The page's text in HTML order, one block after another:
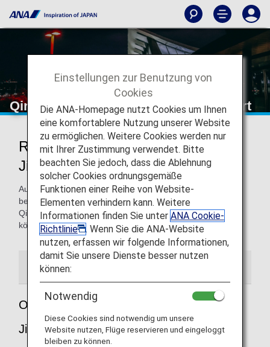
Qingdao Jiaodong International Airport
Reisen zum und vom Qingdao
Jiaodong International Airport
Auf dieser Seite finden Sie die Informationen, die Sie
benötigen, um sich einfach im Internationalen Flughafen
Qingdao Jiaodong orientieren und Ihr Reiseziel finden zu
können.
Flughafenführer
Orientierungshilfe für den Qingdao
Jiaodong International Airport
Einstellungen zur Benutzung von
Cookies
Die ANA-Homepage nutzt Cookies um Ihnen
eine komfortablere Nutzung unserer Website
zu ermöglichen. Weitere Cookies werden nur
mit Ihrer Zustimmung verwendet. Bitte
beachten Sie jedoch, dass die Ablehnung
solcher Cookies ordnungsgemäße
Funktionen einer Reihe von Website-
Elementen verhindern kann. Weitere
Informationen finden Sie unter ANA Cookie-
Richtlinie
. Wenn Sie die ANA-Website
nutzen, erfassen wir folgende Informationen,
damit Sie unsere Dienste besser nutzen
können:
Notwendig
Diese Cookies sind notwendig um unsere
Website nutzen, Flüge reservieren und eingeloggt
bleiben zu können.